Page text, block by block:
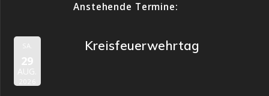
Anstehende Termine:
SA.
29
AUG.
2026
Kreisfeuerwehrtag